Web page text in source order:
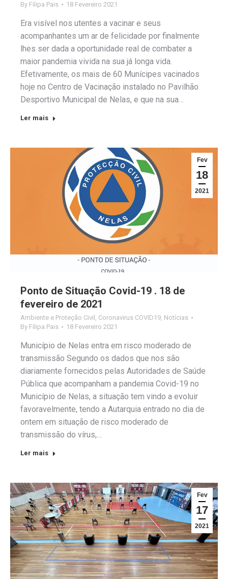
By Filipa Pais 18 Fevereiro 2021
Era visível nos utentes a vacinar e seus
acompanhantes um ar de felicidade por finalmente
lhes ser dada a oportunidade real de combater a
maior pandemia vivida na sua já longa vida.
Efetivamente, os mais de 60 Munícipes vacinados
hoje no Centro de Vacinação instalado no Pavilhão
Desportivo Municipal de Nelas, e que na sua…
Ler mais
Fev
18
2021
Ponto de Situação Covid-19 . 18 de
fevereiro de 2021
Ambiente e Proteção Civil Coronavirus COVID19 Notícias
By Filipa Pais 18 Fevereiro 2021
Município de Nelas entra em risco moderado de
transmissão Segundo os dados que nos são
diariamente fornecidos pelas Autoridades de Saúde
Pública que acompanham a pandemia Covid-19 no
Município de Nelas, a situação tem vindo a evoluir
favoravelmente, tendo a Autarquia entrado no dia de
ontem em situação de risco moderado de
transmissão do vírus,…
Ler mais
Fev
17
2021